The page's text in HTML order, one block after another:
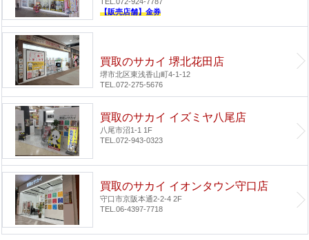
【販売店舗】金券
買取のサカイ 堺北花田店
堺市北区東浅香山町4-1-12
TEL.072-275-5676
買取のサカイ イズミヤ八尾店
八尾市沼1-1 1F
TEL.072-943-0323
買取のサカイ イオンタウン守口店
守口市京阪本通2-2-4 2F
TEL.06-4397-7718